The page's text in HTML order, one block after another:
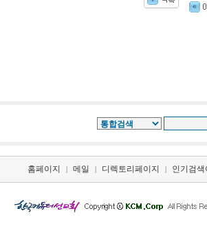
홈페이지 | 메일 | 디렉토리페이지 | 인기검색